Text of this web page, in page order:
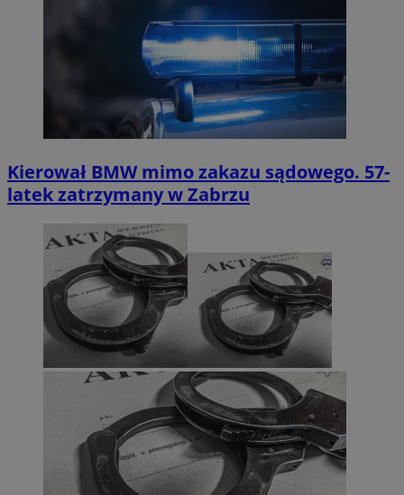
Kierował BMW mimo zakazu sądowego. 57-
latek zatrzymany w Zabrzu